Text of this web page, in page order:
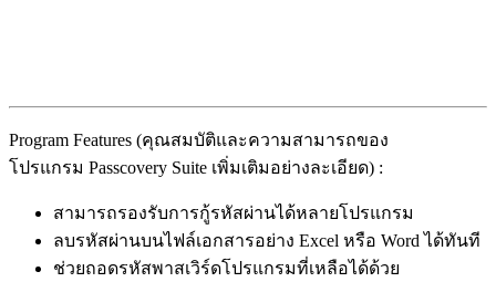
Program Features (คุณสมบัติและความสามารถของ
โปรแกรม Passcovery Suite เพิ่มเติมอย่างละเอียด) :
สามารถรองรับการกู้รหัสผ่านได้หลายโปรแกรม
ลบรหัสผ่านบนไฟล์เอกสารอย่าง Excel หรือ Word ได้ทันที
ช่วยถอดรหัสพาสเวิร์ดโปรแกรมที่เหลือได้ด้วย